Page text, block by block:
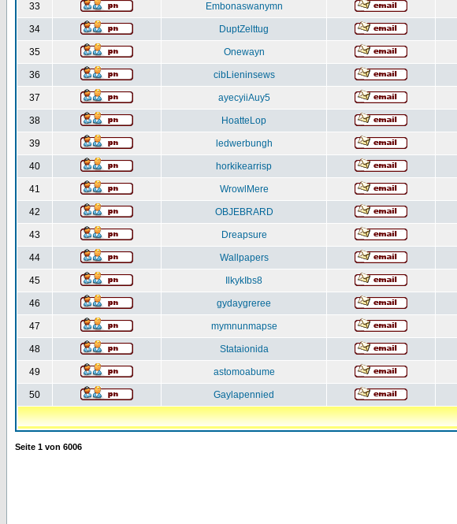
33 Embonaswanymn
34 DuptZelttug
35 Onewayn
36 cibLieninsews
37 ayecyiiAuy5
38 HoatteLop
39 ledwerbungh
40 horkikearrisp
41 WrowlMere
42 OBJEBRARD
43 Dreapsure
44 Wallpapers
45 IlkykIbs8
46 gydaygreree
47 mymnunmapse
48 Stataionida
49 astomoabume
50 Gaylapennied
Seite 1 von 6006